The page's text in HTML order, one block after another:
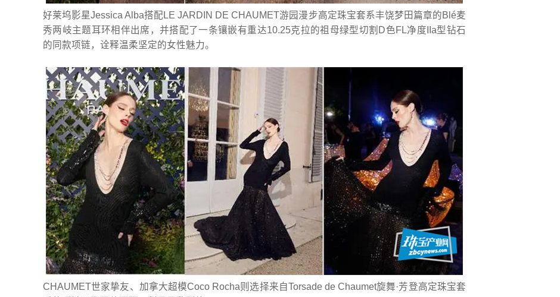
好莱坞影星Jessica Alba搭配LE JARDIN DE CHAUMET游园漫步高定珠宝套系丰饶梦田篇章的Blé麦
秀两岐主题耳环相伴出席，并搭配了一条镶嵌有重达10.25克拉的祖母绿型切割D色FL净度IIa型钻石
的同款项链，诠释温柔坚定的女性魅力。
CHAUMET世家挚友、加拿大超模Coco Rocha则选择来自Torsade de Chaumet旋舞·芳登高定珠宝套